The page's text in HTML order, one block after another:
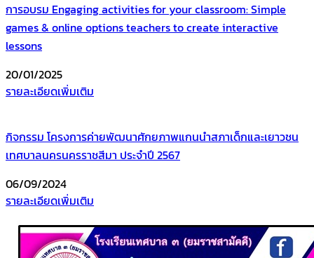
การอบรม Engaging activities for your classroom: Simple
games & online options teachers to create interactive
lessons
20/01/2025
รายละเอียดเพิ่มเติม
กิจกรรม โครงการค่ายพัฒนาศักยภาพแกนนำสภาเด็กและเยาวชน
เทศบาลนครนครราชสีมา ประจำปี 2567
06/09/2024
รายละเอียดเพิ่มเติม